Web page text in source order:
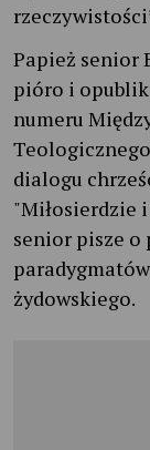
Papież senior
pióro i
numeru
dialogu
"Miłosierdzie
senior pisze o
żydowskiego.